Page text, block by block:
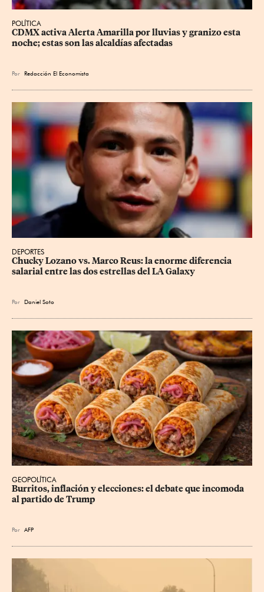
POLÍTICA
CDMX activa Alerta Amarilla por lluvias y granizo esta
noche; estas son las alcaldías afectadas
Por Redacción El Economista
DEPORTES
Chucky Lozano vs. Marco Reus: la enorme diferencia
salarial entre las dos estrellas del LA Galaxy
Por Daniel Soto
GEOPOLÍTICA
Burritos, inflación y elecciones: el debate que incomoda
al partido de Trump
Por AFP